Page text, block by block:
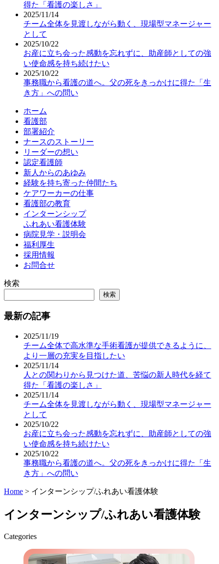
得た「看護の楽しさ」
2025/11/14
チーム全体を見渡しながら動く、現場型マネージャー
として
2025/10/22
お産に立ち会った感動を忘れずに、助産師としての強
い使命感を持ち続けたい
2025/10/22
事務職から看護の道へ。父の死をきっかけに得た「生
き方」への問い
ホーム
看護部
部署紹介
ナースのストーリー
リーダーの想い
認定看護師
新人からのあゆみ
経験を持ち寄った仲間たち
ケアワーカーの仕事
看護部の教育
インターンシップ
ふれあい看護体験
病院見学・説明会
福利厚生
採用情報
お問合せ
検索
検索
最新の記事
2025/11/19
チーム全体で高水準な手術看護が提供できるように、
より一層の充実を目指したい
2025/11/14
人との関わりから見つけた道、苦悩の新人時代を経て
得た「看護の楽しさ」
2025/11/14
チーム全体を見渡しながら動く、現場型マネージャー
として
2025/10/22
お産に立ち会った感動を忘れずに、助産師としての強
い使命感を持ち続けたい
2025/10/22
事務職から看護の道へ。父の死をきっかけに得た「生
き方」への問い
Home > インターンシップ/ふれあい看護体験
インターンシップ/ふれあい看護体験
Categories